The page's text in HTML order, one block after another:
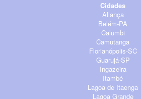
Cidades
Aliança
Belém-PA
Calumbi
Camutanga
Florianópolis-SC
Guarujá-SP
Ingazeira
Itambé
Lagoa de Itaenga
Lagoa Grande